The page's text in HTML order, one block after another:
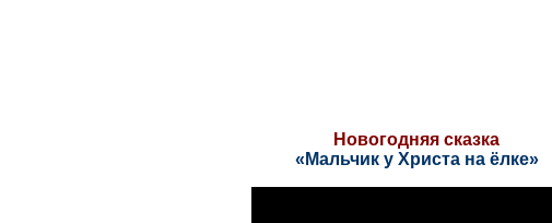
Новогодняя сказка
«Мальчик у Христа на ёлке»